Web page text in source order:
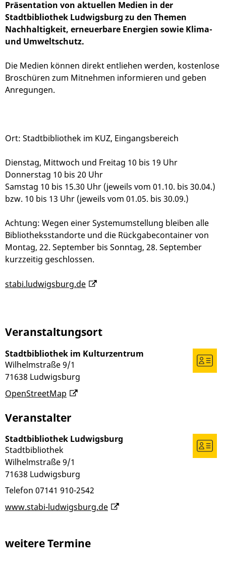
Präsentation von aktuellen Medien in der
Stadtbibliothek Ludwigsburg zu den Themen
Nachhaltigkeit, erneuerbare Energien sowie Klima-
und Umweltschutz.
Die Medien können direkt entliehen werden, kostenlose
Broschüren zum Mitnehmen informieren und geben
Anregungen.
Ort: Stadtbibliothek im KUZ, Eingangsbereich
Dienstag, Mittwoch und Freitag 10 bis 19 Uhr
Donnerstag 10 bis 20 Uhr
Samstag 10 bis 15.30 Uhr (jeweils vom 01.10. bis 30.04.)
bzw. 10 bis 13 Uhr (jeweils vom 01.05. bis 30.09.)
Achtung: Wegen einer Systemumstellung bleiben alle
Bibliotheksstandorte und die Rückgabecontainer von
Montag, 22. September bis Sonntag, 28. September
kurzzeitig geschlossen.
stabi.ludwigsburg.de
Veranstaltungsort
Stadtbibliothek im Kulturzentrum
Wilhelmstraße 9/1
71638 Ludwigsburg
OpenStreetMap
Veranstalter
Stadtbibliothek Ludwigsburg
Stadtbibliothek
Wilhelmstraße 9/1
71638 Ludwigsburg
Telefon 07141 910-2542
www.stabi-ludwigsburg.de
weitere Termine